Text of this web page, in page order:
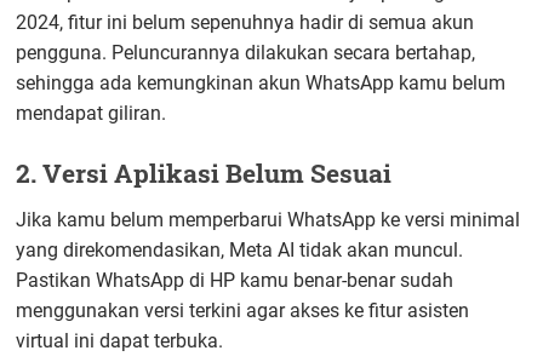
2024, fitur ini belum sepenuhnya hadir di semua akun
pengguna. Peluncurannya dilakukan secara bertahap,
sehingga ada kemungkinan akun WhatsApp kamu belum
mendapat giliran.
2. Versi Aplikasi Belum Sesuai
Jika kamu belum memperbarui WhatsApp ke versi minimal
yang direkomendasikan, Meta AI tidak akan muncul.
Pastikan WhatsApp di HP kamu benar-benar sudah
menggunakan versi terkini agar akses ke fitur asisten
virtual ini dapat terbuka.